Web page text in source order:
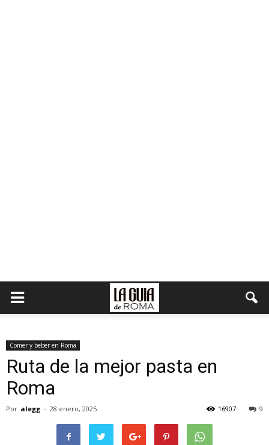
Comer y beber en Roma
Ruta de la mejor pasta en
Roma
Por alegg - 28 enero, 2025 9
16907